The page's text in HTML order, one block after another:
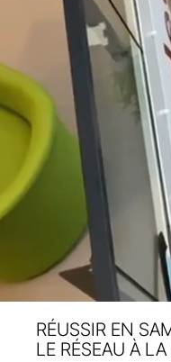
RÉUSSIR EN
LE RÉSEAU À